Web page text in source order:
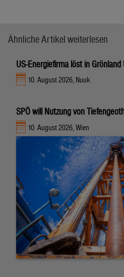
Ähnliche Artikel weiterlesen
US-Energiefirma löst in
10. August 2026, Nuuk
SPÖ will Nutzung von
10. August 2026, Wien